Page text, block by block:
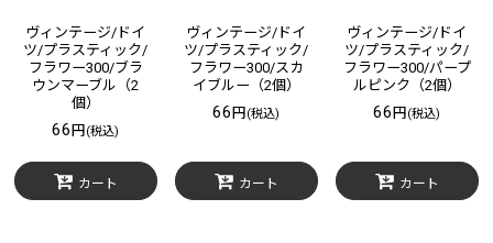
ヴィンテージ/ドイ
ツ/プラスティック/
フラワー300/ブラ
ウンマーブル（2
個）
66円 (税込)
カート
ヴィンテージ/ドイ
ツ/プラスティック/
フラワー300/スカ
イブルー（2個）
66円 (税込)
カート
ヴィンテージ/ドイ
ツ/プラスティック/
フラワー300/パープ
ルピンク（2個）
66円 (税込)
カート